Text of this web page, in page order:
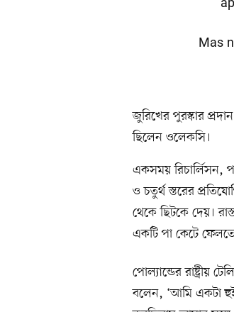
Mas
জুরিখের পুরস্কার
ছিলেন ওলেকসি।
একসময় রিচার্লিসন,
ও চতুর্থ স্তরের
থেকে ছিটকে দেয়।
একটি পা কেটে
পোল্যান্ডের রাষ্ট্রীয়
বলেন, ‘আমি একটা